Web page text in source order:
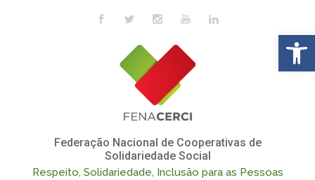
Skip to main content
Federação Nacional de Cooperativas de
Solidariedade Social
Respeito, Solidariedade, Inclusão para as Pessoas